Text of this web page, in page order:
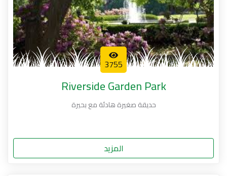
3755
Riverside Garden Park
حديقة صغيرة هادئة مع بحيرة
المزيد